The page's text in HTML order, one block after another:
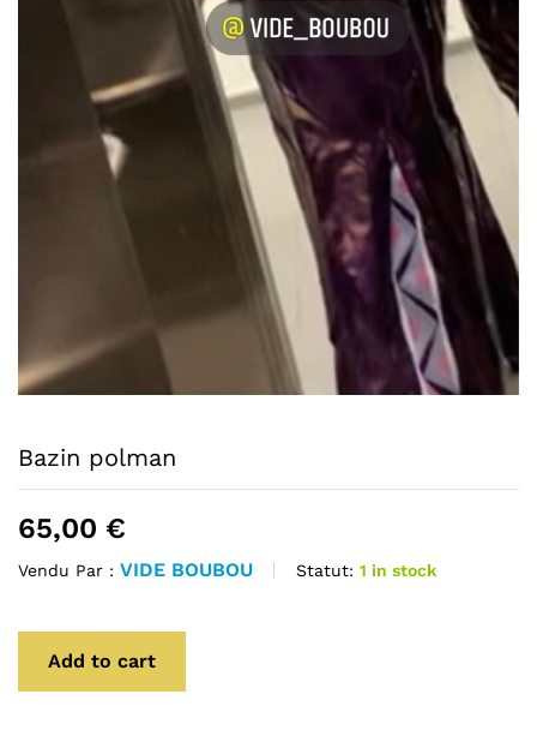
Bazin polman
65,00 €
Vendu Par : VIDE BOUBOU Statut: 1 in stock
Add to cart